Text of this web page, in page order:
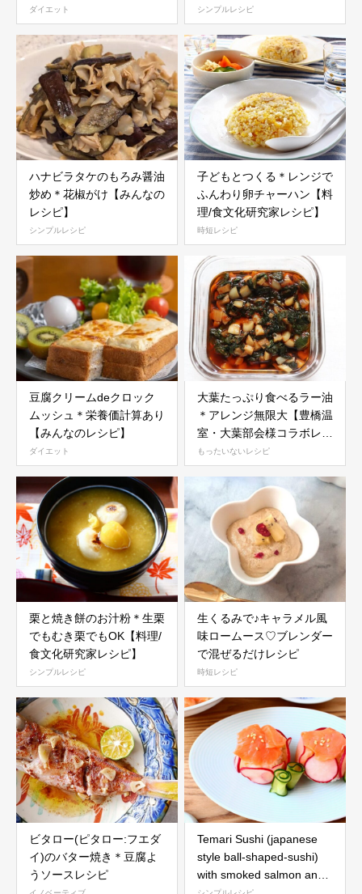
ダイエット シンプルレシピ
ハナビラタケのもろみ醤油
炒め＊花椒がけ【みんなの
レシピ】
シンプルレシピ
子どもとつくる＊レンジで
ふんわり卵チャーハン【料
理/食文化研究家レシピ】
時短レシピ
豆腐クリームdeクロック
ムッシュ＊栄養価計算あり
【みんなのレシピ】
ダイエット
大葉たっぷり食べるラー油
＊アレンジ無限大【豊橋温
室・大葉部会様コラボレシ
ピ】
もったいないレシピ
栗と焼き餅のお汁粉＊生栗
でもむき栗でもOK【料理/
食文化研究家レシピ】
シンプルレシピ
生くるみで♪キャラメル風
味ロームース♡ブレンダー
で混ぜるだけレシピ
時短レシピ
ビタロー(ピタロー:フエダ
イ)のバター焼き＊豆腐よ
うソースレシピ
Temari Sushi (japanese
style ball-shaped-sushi)
with smoked salmon and